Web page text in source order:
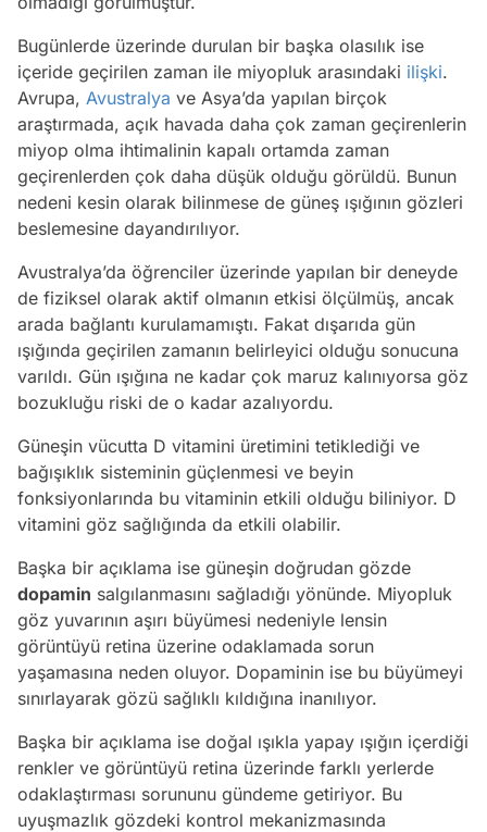
Bugünlerde üzerinde durulan bir başka olasılık ise
içeride geçirilen zaman ile miyopluk arasındaki ilişki.
Avrupa, Avustralya ve Asya’da yapılan birçok
araştırmada, açık havada daha çok zaman geçirenlerin
miyop olma ihtimalinin kapalı ortamda zaman
geçirenlerden çok daha düşük olduğu görüldü. Bunun
nedeni kesin olarak bilinmese de güneş ışığının gözleri
beslemesine dayandırılıyor.
Avustralya’da öğrenciler üzerinde yapılan bir deneyde
de fiziksel olarak aktif olmanın etkisi ölçülmüş, ancak
arada bağlantı kurulamamıştı. Fakat dışarıda gün
ışığında geçirilen zamanın belirleyici olduğu sonucuna
varıldı. Gün ışığına ne kadar çok maruz kalınıyorsa göz
bozukluğu riski de o kadar azalıyordu.
Güneşin vücutta D vitamini üretimini tetiklediği ve
bağışıklık sisteminin güçlenmesi ve beyin
fonksiyonlarında bu vitaminin etkili olduğu biliniyor. D
vitamini göz sağlığında da etkili olabilir.
Başka bir açıklama ise güneşin doğrudan gözde
dopamin salgılanmasını sağladığı yönünde. Miyopluk
göz yuvarının aşırı büyümesi nedeniyle lensin
görüntüyü retina üzerine odaklamada sorun
yaşamasına neden oluyor. Dopaminin ise bu büyümeyi
sınırlayarak gözü sağlıklı kıldığına inanılıyor.
Başka bir açıklama ise doğal ışıkla yapay ışığın içerdiği
renkler ve görüntüyü retina üzerinde farklı yerlerde
odaklaştırması sorununu gündeme getiriyor. Bu
uyuşmazlık gözdeki kontrol mekanizmasında